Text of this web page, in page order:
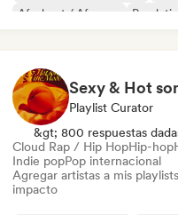
Afrobeat / Afropop
Pop latino
Playlist Curator
&gt; 800 respuestas
Cloud Rap / Hip HopHip-hop
Indie popPop internacional
Agregar artistas a mis
impacto